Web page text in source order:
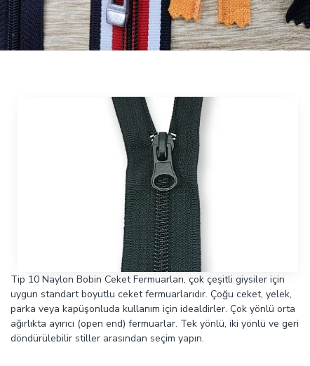
Tip 10 Naylon Bobin Ceket Fermuarları, çok çeşitli giysiler için
uygun standart boyutlu ceket fermuarlarıdır. Çoğu ceket, yelek,
parka veya kapüşonluda kullanım için idealdirler. Çok yönlü orta
ağırlıkta ayırıcı (open end) fermuarlar. Tek yönlü, iki yönlü ve geri
döndürülebilir stiller arasından seçim yapın.